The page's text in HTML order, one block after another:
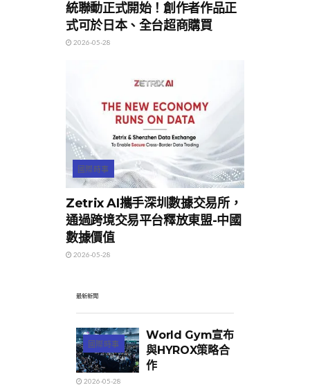
統聯動正式開始！創作者作品正
式可於日本、全台超商購買
2026-05-28
國際時事
Zetrix AI攜手深圳數據交易所，
通過跨境交易平台釋放東盟-中國
數據價值
2026-05-28
最新新聞
國際時事
World Gym宣布
與HYROX策略合
作
2026-05-28